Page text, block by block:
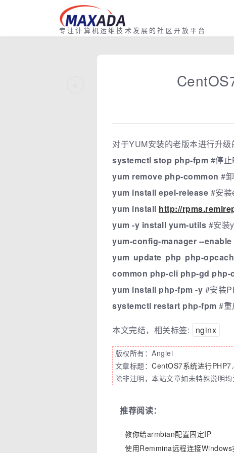
专注计算机运维技术发展的社区开放平台
对于YUM安装的老版本进行升级
systemctl stop php-fpm #停
yum remove php-common #
yum install epel-release #安
yum install http://
yum -y install yum-utils #安装
yum-config-manager --
yum update php php-
common php-cli php-gd php-
yum install php-fpm -y #安装
systemctl restart php-fpm #
本文完结，相关标签: nginx
版权所有：Anglei
文章标题： CentOS7系统进行
除非注明，本站文章如未特殊说明
推荐阅读：
教你给armbian配置固定IP
使用Remmina远程连接Windows